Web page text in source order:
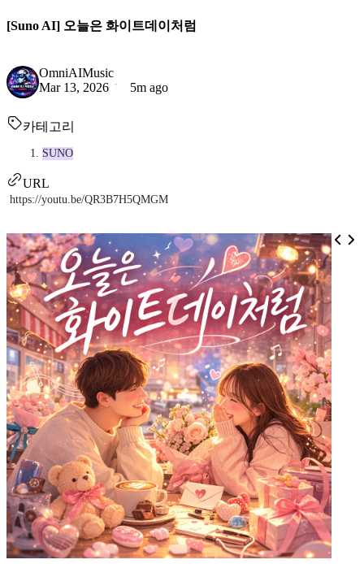
[Suno AI] 오늘은 화이트데이처럼
OmniAIMusic
Mar 13, 2026
5m ago
카테고리
SUNO
URL
https://youtu.be/QR3B7H5QMGM